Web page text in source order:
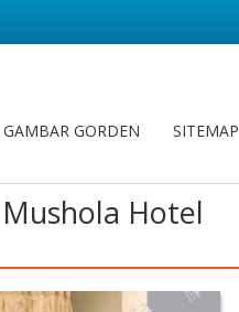
GAMBAR GORDEN SITEMAP
Hotel